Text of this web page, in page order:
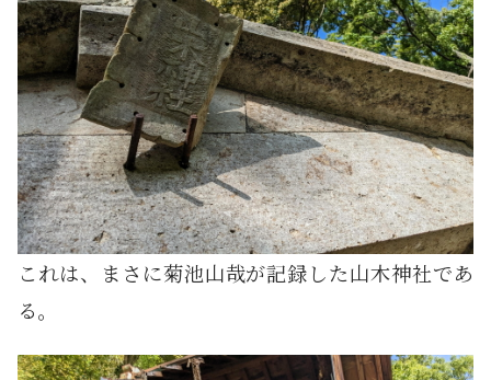
これは、まさに菊池山哉が記録した山木神社であ
る。